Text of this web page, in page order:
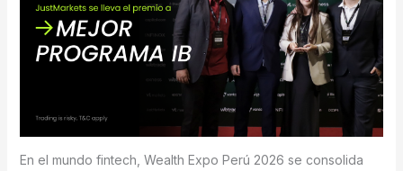
En el mundo fintech, Wealth Expo Perú 2026 se consolida